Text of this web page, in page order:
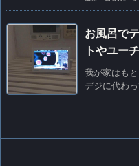
お風呂で
トやユー
我が家はも
デジに代わ